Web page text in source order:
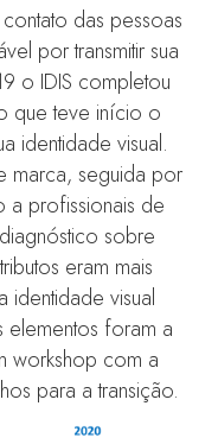
das pessoas
por transmitir sua
o IDIS completou
que teve início o
identidade visual.
marca, seguida por
a profissionais de
sobre
eram mais
identidade visual
elementos foram a
workshop com a
para a transição.